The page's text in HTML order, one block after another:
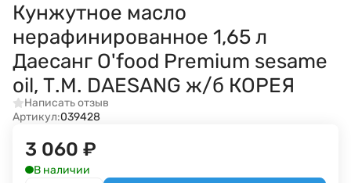
Кунжутное масло
нерафинированное 1,65 л
Даесанг O'food Premium sesame
oil, Т.М. DAESANG ж/б КОРЕЯ
Написать отзыв
Артикул:039428
3 060 ₽
В наличии